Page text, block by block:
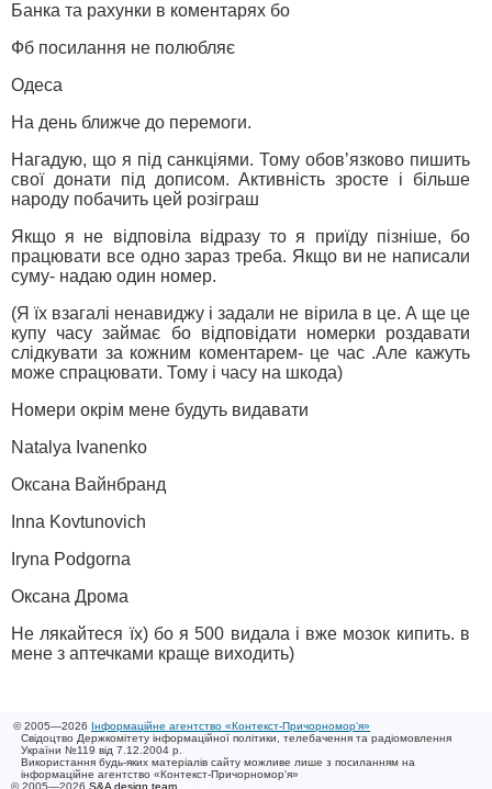
Банка та рахунки в коментарях бо
Фб посилання не полюбляє
Одеса
На день ближче до перемоги.
Нагадую, що я під санкціями. Тому обовʼязково пишить
свої донати під дописом. Активність зросте і більше
народу побачить цей розіграш
Якщо я не відповіла відразу то я приїду пізніше, бо
працювати все одно зараз треба. Якщо ви не написали
суму- надаю один номер.
(Я їх взагалі ненавиджу і задали не вірила в це. А ще це
купу часу займає бо відповідати номерки роздавати
слідкувати за кожним коментарем- це час .Але кажуть
може спрацювати. Тому і часу на шкода)
Номери окрім мене будуть видавати
Natalya Ivanenko
Оксана Вайнбранд
Inna Kovtunovich
Iryna Podgorna
Оксана Дрома
Не лякайтеся їх) бо я 500 видала і вже мозок кипить. в
мене з аптечками краще виходить)
© 2005—2026 Інформаційне агентство «Контекст-Причорномор'я»
Свідоцтво Держкомітету інформаційної політики, телебачення та радіомовлення
України №119 від 7.12.2004 р.
Використання будь-яких матеріалів сайту можливе лише з посиланням на
інформаційне агентство «Контекст-Причорномор'я»
© 2005—2026 S&A design team